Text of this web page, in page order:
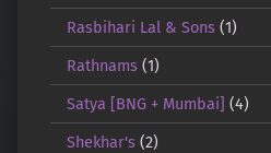
Rasbihari Lal & Sons(1)
Rathnams(1)
Satya [BNG + Mumbai] (4)
Shekhar's(2)